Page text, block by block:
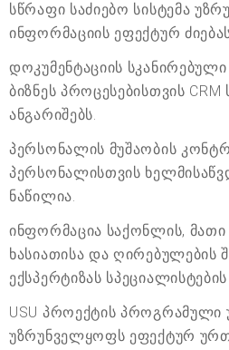
სწრაფი საძიებო სისტემა
ინფორმაციის ეფექტურ
დოკუმენტაციის
ბიზნეს პროცესებისთვის CRM
ანგარიშებს.
პერსონალის მუშაობის
პერსონალისთვის
ნაწილია.
ინფორმაცია საქონლის, მათი
ხასიათისა და ღირებულების
ექსპერტიზას
USU პროექტის
უზრუნველყოფს ეფექტურ